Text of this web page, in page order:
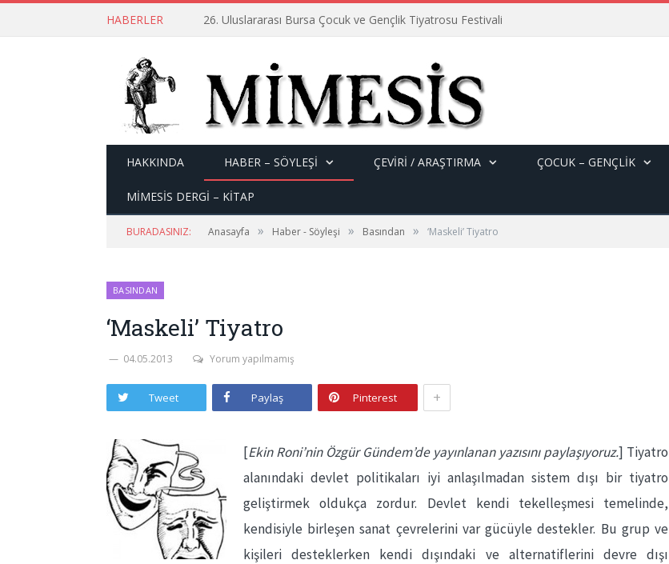
HABERLER 26. Uluslararası Bursa Çocuk ve Gençlik Tiyatrosu Festivali
HAKKINDA HABER – SÖYLEŞI ÇEVİRİ / ARAŞTIRMA ÇOCUK – GENÇLIK
MİMESİS DERGİ – KİTAP
BURADASINIZ: Anasayfa » Haber - Söyleşi » Basından » ‘Maskeli’ Tiyatro
BASINDAN
‘Maskeli’ Tiyatro
04.05.2013 Yorum yapılmamış
Tweet Paylaş Pinterest +
[Ekin Roni’nin Özgür Gündem’de yayınlanan yazısını paylaşıyoruz.] Tiyatro
alanındaki devlet politikaları iyi anlaşılmadan sistem dışı bir tiyatro
geliştirmek oldukça zordur. Devlet kendi tekelleşmesi temelinde,
kendisiyle birleşen sanat çevrelerini var gücüyle destekler. Bu grup ve
kişileri desteklerken kendi dışındaki ve alternatiflerini devre dışı